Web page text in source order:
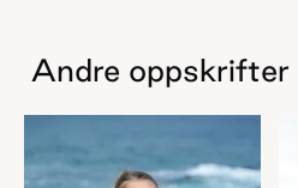
Andre